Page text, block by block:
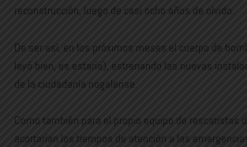
reconstrucción, luego de casi ocho años de olvido.
De ser así, en los próximos meses el cuerpo de
leyó bien, es estaría), estrenando las nuevas
de la ciudadanía nogalense.
Como también para el propio equipo de rescatistas
acortarían los tiempos de atención a las